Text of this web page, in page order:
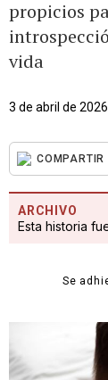
propicios
vida
3 de abril de
COMPARTIR
ARCHIVO
Esta historia
Se